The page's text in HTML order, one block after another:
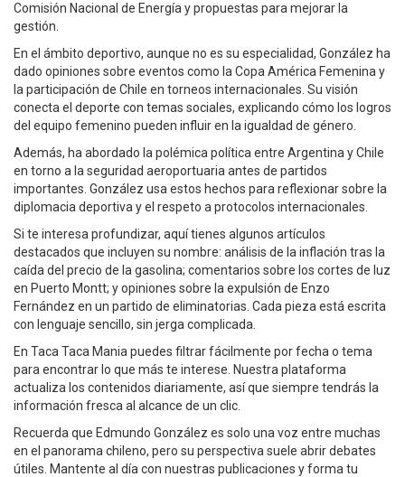
Comisión Nacional de Energía y propuestas para mejorar la
gestión.
En el ámbito deportivo, aunque no es su especialidad, González ha
dado opiniones sobre eventos como la Copa América Femenina y
la participación de Chile en torneos internacionales. Su visión
conecta el deporte con temas sociales, explicando cómo los logros
del equipo femenino pueden influir en la igualdad de género.
Además, ha abordado la polémica política entre Argentina y Chile
en torno a la seguridad aeroportuaria antes de partidos
importantes. González usa estos hechos para reflexionar sobre la
diplomacia deportiva y el respeto a protocolos internacionales.
Si te interesa profundizar, aquí tienes algunos artículos
destacados que incluyen su nombre: análisis de la inflación tras la
caída del precio de la gasolina; comentarios sobre los cortes de luz
en Puerto Montt; y opiniones sobre la expulsión de Enzo
Fernández en un partido de eliminatorias. Cada pieza está escrita
con lenguaje sencillo, sin jerga complicada.
En Taca Taca Mania puedes filtrar fácilmente por fecha o tema
para encontrar lo que más te interese. Nuestra plataforma
actualiza los contenidos diariamente, así que siempre tendrás la
información fresca al alcance de un clic.
Recuerda que Edmundo González es solo una voz entre muchas
en el panorama chileno, pero su perspectiva suele abrir debates
útiles. Mantente al día con nuestras publicaciones y forma tu